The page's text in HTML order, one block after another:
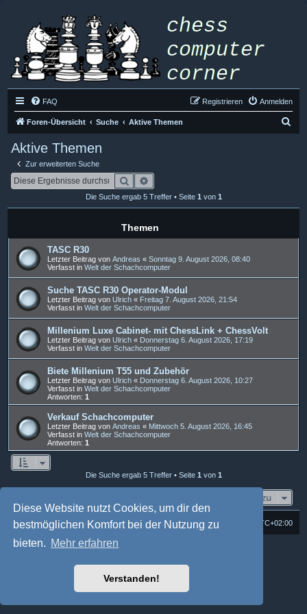
Diese Website nutzt Cookies, um dir den
bestmöglichen Komfort bei der Nutzung zu
bieten. Mehr erfahren
Verstanden!
FAQ Anmelden
Registrieren
Foren-Übersicht Suche Aktive Themen
Aktive Themen
Zur erweiterten Suche
Suche
Die Suche ergab 5 Treffer • Seite 1 von 1
Themen
TASC R30
Letzter Beitrag von Andreas « Sonntag 9. August 2026, 08:40
Verfasst in Welt der Schachcomputer
Suche TASC R30 Operator-Modul
Letzter Beitrag von Ulrich « Freitag 7. August 2026, 21:54
Verfasst in Welt der Schachcomputer
Millenium Luxe Cabinet- mit ChessLink + ChessVolt
Letzter Beitrag von Ulrich « Donnerstag 6. August 2026, 17:19
Verfasst in Welt der Schachcomputer
Biete Millenium T55 und Zubehör
Letzter Beitrag von Ulrich « Donnerstag 6. August 2026, 10:27
Verfasst in Welt der Schachcomputer
Antworten: 1
Verkauf Schachcomputer
Letzter Beitrag von Andreas « Mittwoch 5. August 2026, 16:45
Verfasst in Welt der Schachcomputer
Antworten: 1
Die Suche ergab 5 Treffer • Seite 1 von 1
Gehe zu
Foren-Übersicht Alle Zeiten sind UTC+02:00
Alle Cookies löschen
Powered byphpBB
Style: Multi Design by Joyce&Luna
phpBB-Style-Design
phpBB Two Factor Authentication ©
Datenschutz|Nutzungsbedingungen